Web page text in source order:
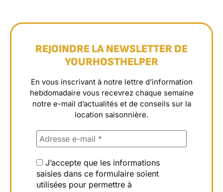
REJOINDRE LA NEWSLETTER DE
YOURHOSTHELPER
En vous inscrivant à notre lettre d’information
hebdomadaire vous recevrez chaque semaine
notre e-mail d’actualités et de conseils sur la
location saisonnière.
J’accepte que les informations
saisies dans ce formulaire soient
utilisées pour permettre à